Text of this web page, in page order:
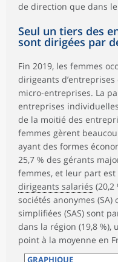
de direction que dans
Seul un tiers des
sont dirigées par
Fin 2019, les femmes
dirigeants d’entreprises
micro-entreprises. La
entreprises
de la moitié des
femmes gèrent
ayant des formes
25,7 % des gérants
femmes, et leur part
dirigeants salariés
sociétés anonymes
simplifiées (SAS) sont
dans la région (19,8
point à la moyenne en